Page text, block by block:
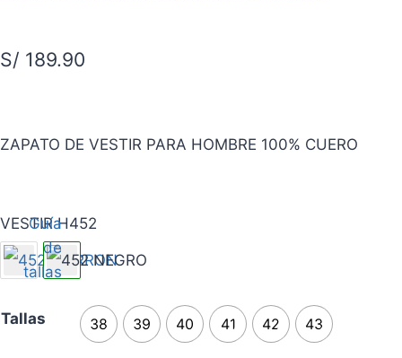
S/ 189.90
ZAPATO DE VESTIR PARA HOMBRE 100% CUERO
Guía
de
tallas
VESTIR H452
Tallas 38 39 40 41 42 43